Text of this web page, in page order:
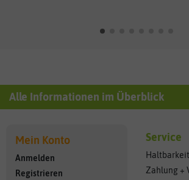
Alle Informationen im Überblick
Mein Konto
Anmelden
Registrieren
Service
Haltbarkeit
Zahlung +